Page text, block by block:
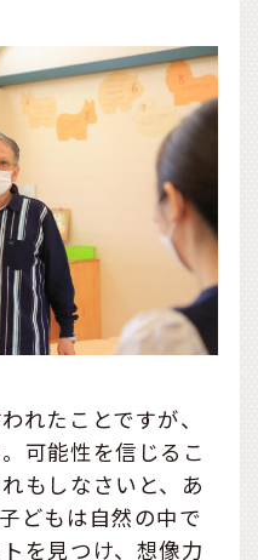
れたことですが、
可能性を信じるこ
もしなさいと、あ
どもは自然の中で
を見つけ、想像力